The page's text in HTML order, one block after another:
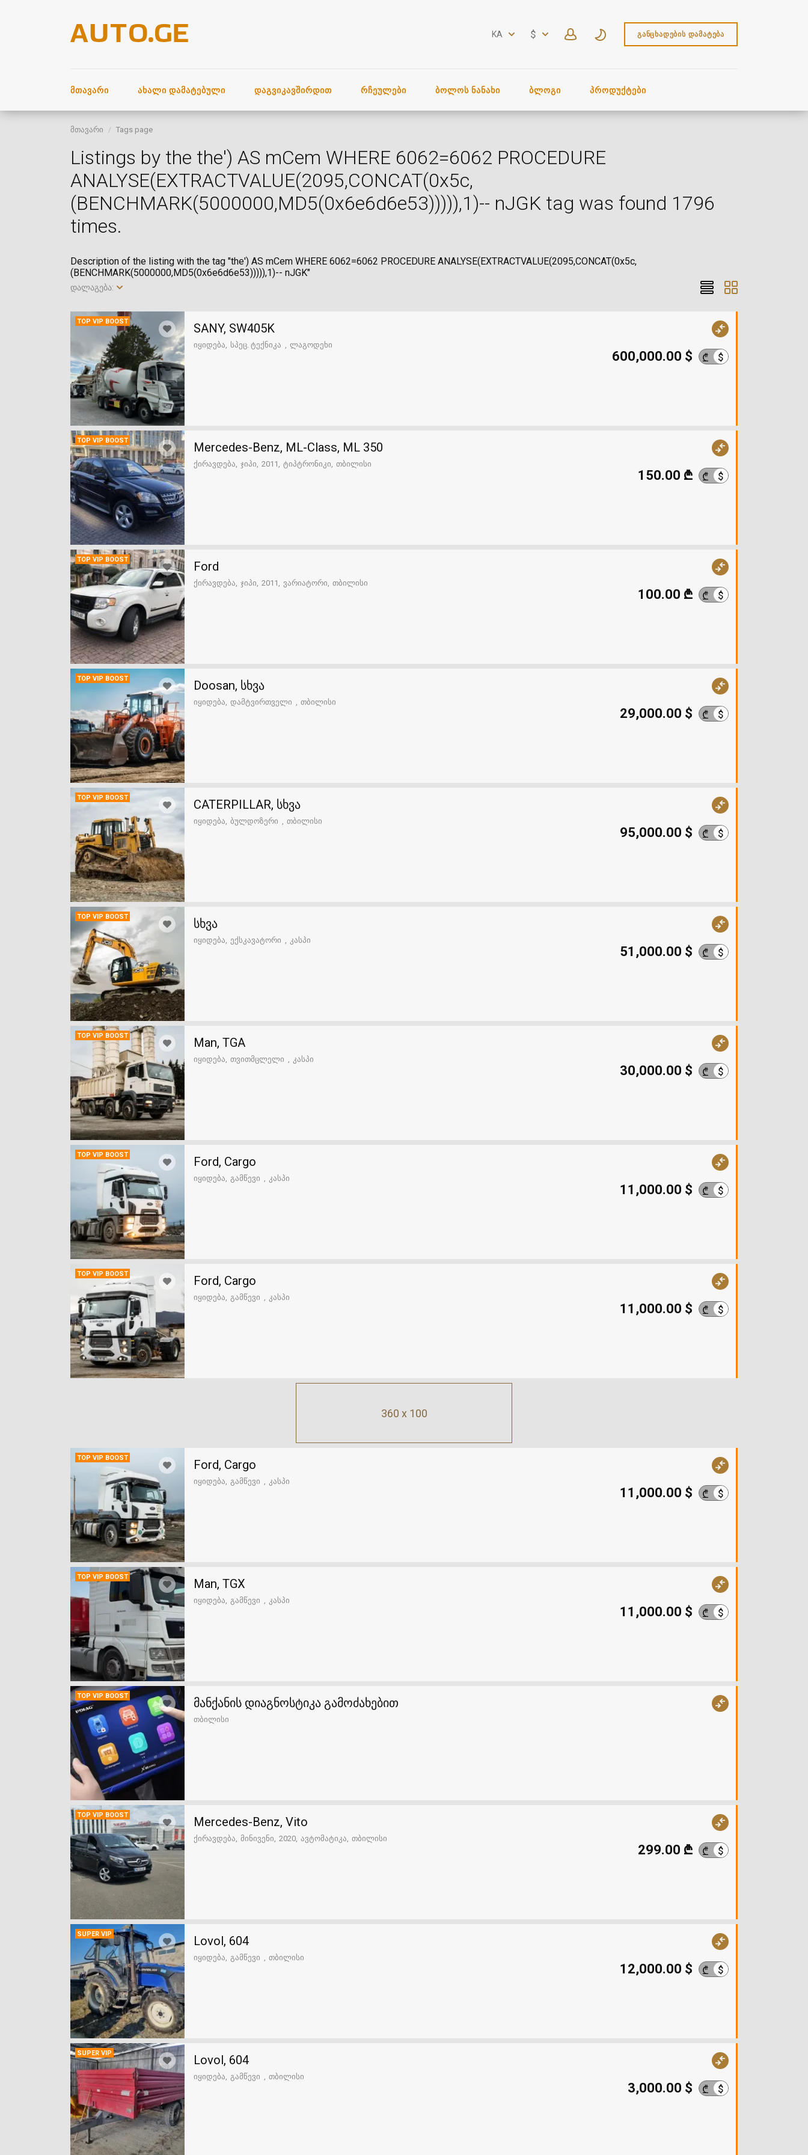
KA $ ᲒᲐᲜᲪᲮᲐᲓᲔᲑᲘᲡ ᲓᲐᲛᲐᲢᲔᲑᲐ
ᲛᲗᲐᲕᲐᲠᲘ ᲐᲮᲐᲚᲘ ᲓᲐᲛᲐᲢᲔᲑᲣᲚᲘ ᲓᲐᲒᲕᲘᲙᲐᲕᲨᲘᲠᲓᲘᲗ ᲠᲩᲔᲣᲚᲔᲑᲘ ᲑᲝᲚᲝᲡ ᲜᲐᲜᲐᲮᲘ ᲑᲚᲝᲒᲘ ᲞᲠᲝᲓᲣᲥᲢᲔᲑᲘ
მთავარი Tags page
Listings by the the') AS mCem WHERE 6062=6062 PROCEDURE
ANALYSE(EXTRACTVALUE(2095,CONCAT(0x5c,
(BENCHMARK(5000000,MD5(0x6e6d6e53))))),1)-- nJGK tag was found 1796
times.
Description of the listing with the tag "the') AS mCem WHERE 6062=6062 PROCEDURE ANALYSE(EXTRACTVALUE(2095,CONCAT(0x5c,
(BENCHMARK(5000000,MD5(0x6e6d6e53))))),1)-- nJGK"
დალაგება:
TOP VIP BOOST SANY, SW405K
იყიდება სპეც. ტექნიკა ლაგოდეხი
600,000.00 $ ₾ $
TOP VIP BOOST Mercedes-Benz, ML-Class, ML 350
ქირავდება ჯიპი 2011 ტიპტრონიკი თბილისი
150.00 ₾ ₾ $
TOP VIP BOOST Ford
ქირავდება ჯიპი 2011 ვარიატორი თბილისი
100.00 ₾ ₾ $
TOP VIP BOOST Doosan, სხვა
იყიდება დამტვირთველი თბილისი
29,000.00 $ ₾ $
TOP VIP BOOST CATERPILLAR, სხვა
იყიდება ბულდოზერი თბილისი
95,000.00 $ ₾ $
TOP VIP BOOST სხვა
იყიდება ექსკავატორი კასპი
51,000.00 $ ₾ $
TOP VIP BOOST Man, TGA
იყიდება თვითმცლელი კასპი
30,000.00 $ ₾ $
TOP VIP BOOST Ford, Cargo
იყიდება გამწევი კასპი
11,000.00 $ ₾ $
TOP VIP BOOST Ford, Cargo
იყიდება გამწევი კასპი
11,000.00 $ ₾ $
360 x 100
TOP VIP BOOST Ford, Cargo
იყიდება გამწევი კასპი
11,000.00 $ ₾ $
TOP VIP BOOST Man, TGX
იყიდება გამწევი კასპი
11,000.00 $ ₾ $
TOP VIP BOOST მანქანის დიაგნოსტიკა გამოძახებით
თბილისი
TOP VIP BOOST Mercedes-Benz, Vito
ქირავდება მინივენი 2020 ავტომატიკა თბილისი
299.00 ₾ ₾ $
SUPER VIP Lovol, 604
იყიდება გამწევი თბილისი
12,000.00 $ ₾ $
SUPER VIP Lovol, 604
იყიდება გამწევი თბილისი
3,000.00 $ ₾ $